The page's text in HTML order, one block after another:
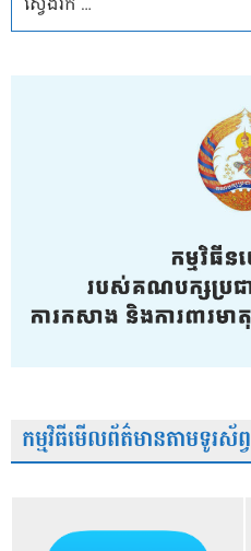
កម្មវិធីមើលព័ត៌មានតាមទូរស័ព្វ